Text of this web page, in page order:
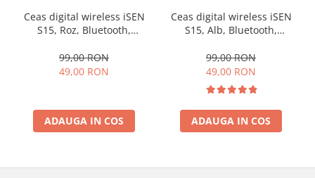
Ceas digital wireless iSEN
S15, Roz, Bluetooth,
Alarma, Radio FM,
Difuzoare HD, Redare TF
99,00 RON
49,00 RON
ADAUGA IN COS
Ceas digital wireless iSEN
S15, Alb, Bluetooth,
Alarma, Radio FM,
Difuzoare HD, Redare TF
Card, 1200mAh
99,00 RON
49,00 RON
ADAUGA IN COS